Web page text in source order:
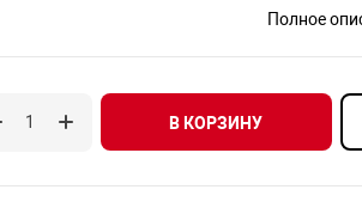
удаленное
звуковая
Рубеж-ПДУ-
Полное
В КОРЗИНУ